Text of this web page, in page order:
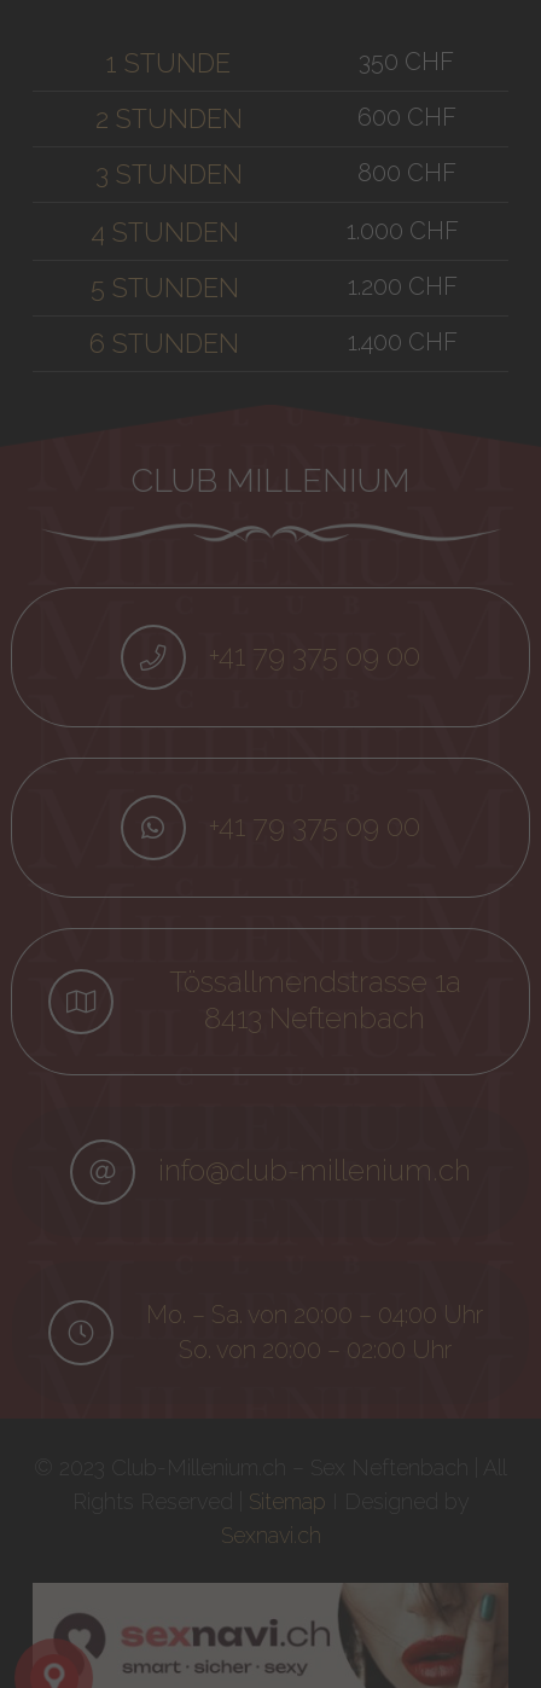
1 STUNDE 350 CHF
2 STUNDEN 600 CHF
3 STUNDEN 800 CHF
4 STUNDEN 1.000 CHF
5 STUNDEN 1.200 CHF
6 STUNDEN 1.400 CHF
CLUB MILLENIUM
+41 79 375 09 00
+41 79 375 09 00
Tössallmendstrasse 1a
8413 Neftenbach
info@club-millenium.ch
Mo. – Sa. von 20:00 – 04:00 Uhr
So. von 20:00 – 02:00 Uhr
Sitemap
Sexnavi.ch